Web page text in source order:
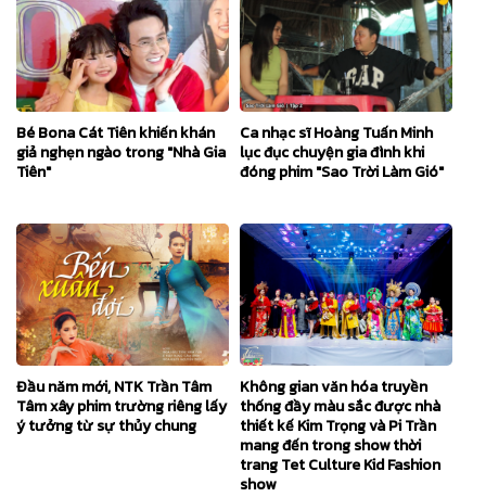
Bé Bona Cát Tiên khiến khán
giả nghẹn ngào trong "Nhà Gia
Tiên"
Ca nhạc sĩ Hoàng Tuấn Minh
lục đục chuyện gia đình khi
đóng phim "Sao Trời Làm Gió"
Đầu năm mới, NTK Trần Tâm
Tâm xây phim trường riêng lấy
ý tưởng từ sự thủy chung
Không gian văn hóa truyền
thống đầy màu sắc được nhà
thiết kế Kim Trọng và Pi Trần
mang đến trong show thời
trang Tet Culture Kid Fashion
show